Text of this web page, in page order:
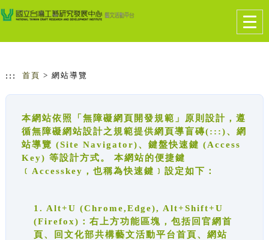
跳到主要內容
網站導覽
::: 首頁 > 網站導覽
本網站依照「無障礙網頁開發規範」原則設計，遵
循無障礙網站設計之規範提供網頁導盲磚(:::)、網
站導覽 (Site Navigator)、鍵盤快速鍵 (Access
Key) 等設計方式。 本網站的便捷鍵
﹝Accesskey，也稱為快速鍵﹞設定如下：
1. Alt+U (Chrome,Edge), Alt+Shift+U
(Firefox)：右上方功能區塊，包括回官網首
頁、回文化部共構藝文活動平台首頁、網站